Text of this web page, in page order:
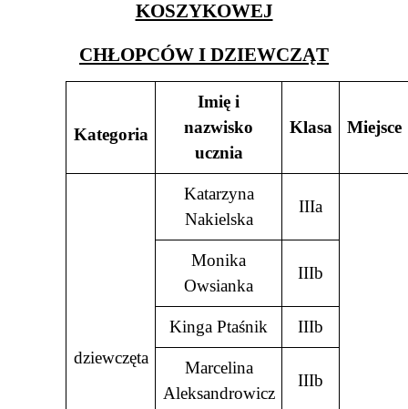
KOSZYKOWEJ
CHŁOPCÓW I DZIEWCZĄT
Kategoria
Imię i
nazwisko
ucznia
Klasa Miejsce
dziewczęta
Katarzyna
Nakielska
IIIa
Monika
Owsianka
IIIb
Kinga Ptaśnik IIIb
Marcelina
Aleksandrowicz
IIIb